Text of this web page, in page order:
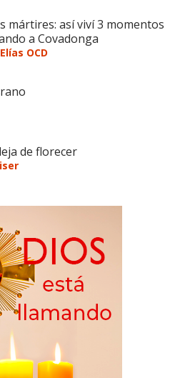
mártires: así viví 3 momentos
a Covadonga
OCD
de florecer